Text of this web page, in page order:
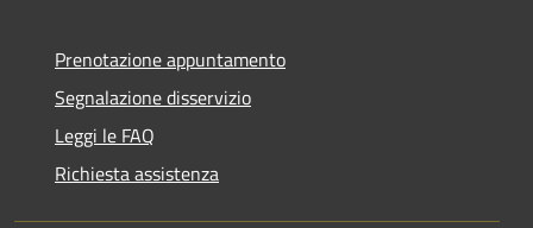
Prenotazione appuntamento
Segnalazione disservizio
Leggi le FAQ
Richiesta assistenza